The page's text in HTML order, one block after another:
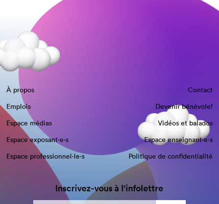
À propos
Contact
Emplois
Devenir bénévole!
Espace médias
Vidéos et balados
Espace exposant·e⋅s
Espace enseignant·e⋅s
Espace professionnel·le⋅s
Politique de confidentialité
Inscrivez-vous à l'infolettre